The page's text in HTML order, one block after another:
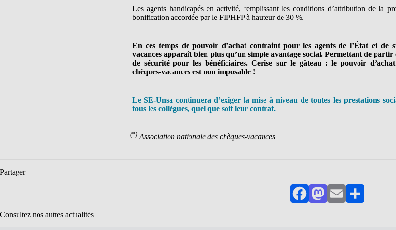
Les agents handicapés en activité, remplissant les conditions d’attribution de la
bonification accordée par le FIPHFP à hauteur de 30 %.
En ces temps de pouvoir d’achat contraint pour les agents de l’État et de
vacances apparaît bien plus qu’un simple avantage social. Permettant de partir
de sécurité pour les bénéficiaires. Cerise sur le gâteau : le pouvoir
chèques-vacances est non imposable !
Le SE-Unsa continuera d’exiger la mise à niveau de toutes les prestations
tous les collègues, quel que soit leur contrat.
(*) Association nationale des chèques-vacances
Partager
FacebookMastodon
EmailPartager
Consultez nos autres actualités